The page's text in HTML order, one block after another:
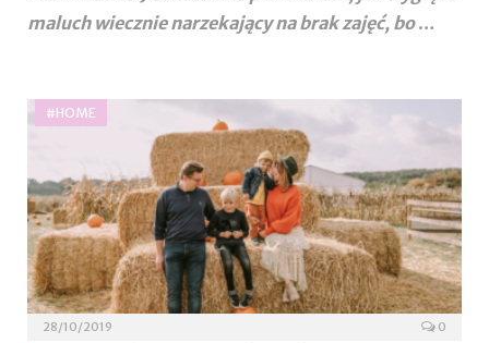
maluch wiecznie narzekający na brak zajęć, bo…
#HOME
28/10/2019 0